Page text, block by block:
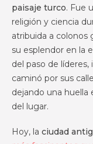
paisaje turco. Fue
religión y ciencia
atribuida a colonos
su esplendor en la
del paso de
caminó por sus
dejando una huella
del lugar.
Hoy, la ciudad